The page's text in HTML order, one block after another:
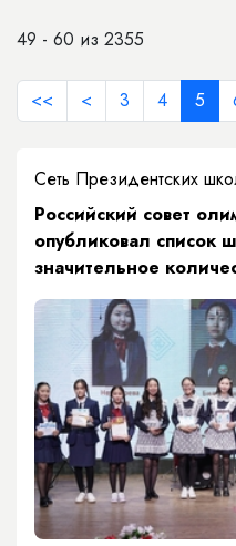
49 - 60 из 2355
<< < 3 4 5
Сеть Президентских
​Российский совет
опубликовал список
значительное
призеров олимпиад,
Министерства науки
Российской